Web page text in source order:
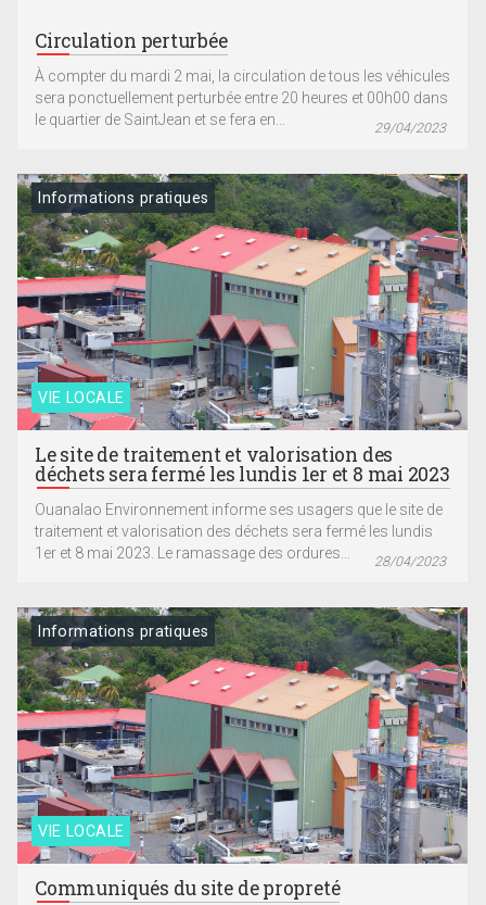
Circulation perturbée
À compter du mardi 2 mai, la circulation de tous les véhicules
sera ponctuellement perturbée entre 20 heures et 00h00 dans
le quartier de SaintJean et se fera en...
29/04/2023
VIE LOCALE
Informations pratiques
Le site de traitement et valorisation des
déchets sera fermé les lundis 1er et 8 mai 2023
Ouanalao Environnement informe ses usagers que le site de
traitement et valorisation des déchets sera fermé les lundis
1er et 8 mai 2023. Le ramassage des ordures...
28/04/2023
VIE LOCALE
Informations pratiques
Communiqués du site de propreté